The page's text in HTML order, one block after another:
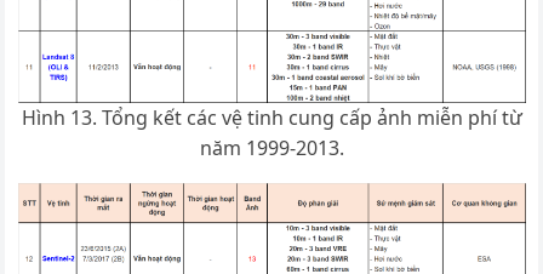
Hình 13. Tổng kết các vệ tinh cung cấp ảnh miễn phí từ
năm 1999-2013.